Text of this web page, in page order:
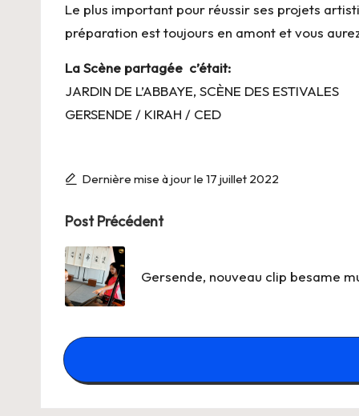
Le plus important pour réussir ses projets
préparation est toujours en amont et vous
La Scène partagée c’était:
JARDIN DE L’ABBAYE, SCÈNE DES ESTIVALES
GERSENDE / KIRAH / CED
Dernière mise à jour le 17 juillet 2022
Post
navigation
Post Précédent
Gersende, nouveau clip besame